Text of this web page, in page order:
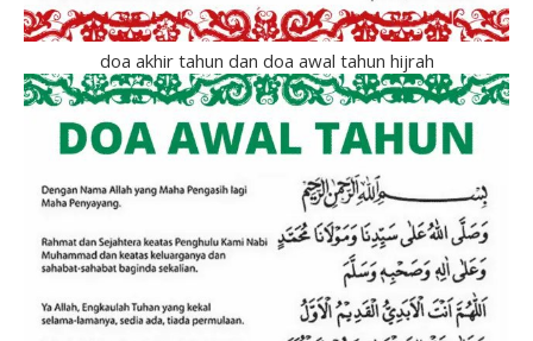
doa akhir tahun dan doa awal tahun hijrah